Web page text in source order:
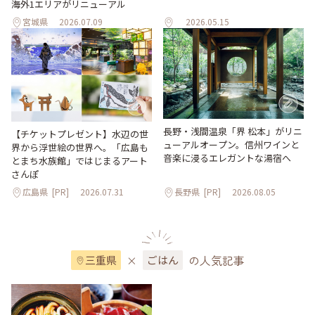
海外1エリアがリニューアル
宮城県 2026.07.09 2026.05.15
【チケットプレゼント】水辺の世
界から浮世絵の世界へ。「広島も
とまち水族館」ではじまるアート
さんぽ
広島県 [PR] 2026.07.31
長野・浅間温泉「界 松本」がリニ
ューアルオープン。信州ワインと
音楽に浸るエレガントな湯宿へ
長野県 [PR] 2026.08.05
三重県 × ごはん の人気記事